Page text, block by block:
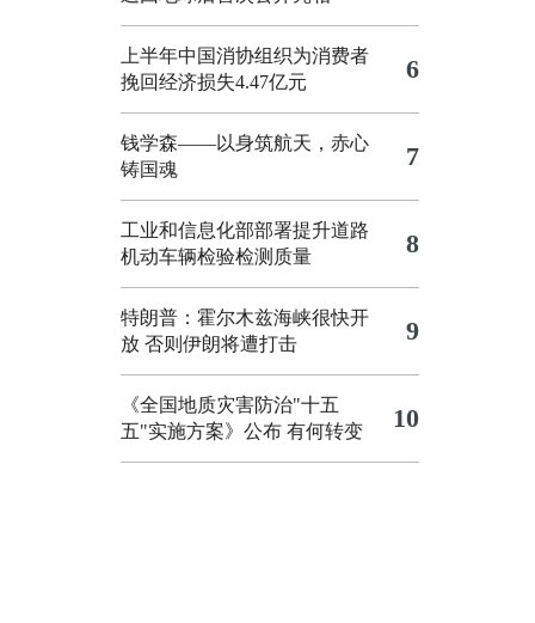
上半年中国消协组织为消费者
挽回经济损失4.47亿元
6
钱学森——以身筑航天，赤心
铸国魂
7
工业和信息化部部署提升道路
机动车辆检验检测质量
8
特朗普：霍尔木兹海峡很快开
放 否则伊朗将遭打击
9
《全国地质灾害防治"十五
五"实施方案》公布 有何转变
10